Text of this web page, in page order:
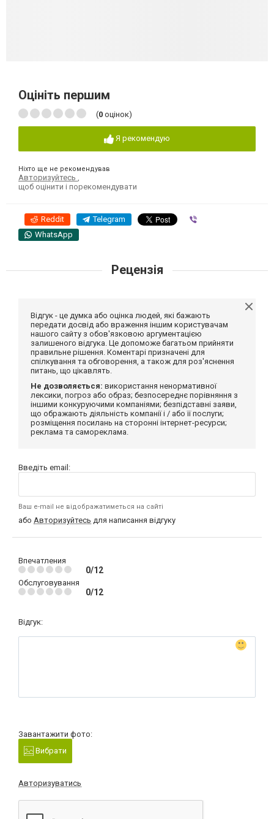
Оцініть першим
(0 оцінок)
Я рекомендую
Ніхто ще не рекомендував
Авторизуйтесь
щоб оцінити і порекомендувати
Reddit Telegram
WhatsApp
Рецензія
Відгук - це думка або оцінка людей, які бажають
передати досвід або враження іншим користувачам
нашого сайту з обов'язковою аргументацією
залишеного відгука. Це допоможе багатьом прийняти
правильне рішення. Коментарі призначені для
спілкування та обговорення, а також для роз'яснення
питань, що цікавлять.
Не дозволяється: використання ненормативної
лексики, погроз або образ; безпосереднє порівняння з
іншими конкуруючими компаніями; безпідставні заяви,
що ображають діяльність компанії і / або її послуги;
розміщення посилань на сторонні інтернет-ресурси;
реклама та самореклама.
Введіть email:
Ваш e-mail не відображатиметься на сайті
або Авторизуйтесь для написання відгуку
Впечатления
0/12
Обслуговування
0/12
Відгук:
Завантажити фото:
Вибрати
Авторизуватись